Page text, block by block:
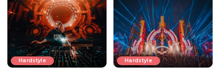
Hardstyle Hardstyle